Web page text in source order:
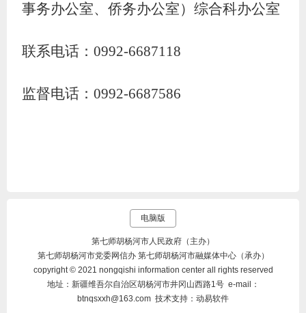
事务办公室、侨务办公室）综合科办公室
联系电话：0992-6687118
监督电话：0992-6687586
电脑版
第七师胡杨河市人民政府（主办）
第七师胡杨河市党委网信办 第七师胡杨河市融媒体中心（承办）
copyright © 2021 nongqishi information center all rights reserved
地址：新疆维吾尔自治区胡杨河市井冈山西路1号 e-mail：
btnqsxxh@163.com 技术支持：动易软件